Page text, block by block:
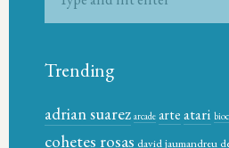
Trending
adrian suarez arcade arteatari
cohetes rosas david jaumandreu